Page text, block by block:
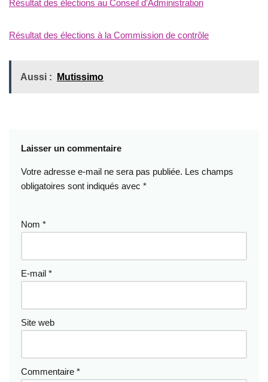
Résultat des élections au Conseil d’Administration
Résultat des élections à la Commission de contrôle
Aussi : Mutissimo
Laisser un commentaire
Votre adresse e-mail ne sera pas publiée. Les champs
obligatoires sont indiqués avec *
Nom *
E-mail *
Site web
Commentaire *